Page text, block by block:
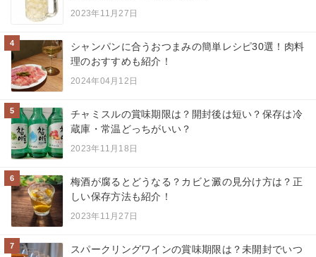
2023年11月27日
4
シャンパンに合うおつまみの簡単レシピ30選！肉料
理のおすすめも紹介！
2024年04月12日
5
チャミスルの賞味期限は？開封後は短い？保存は冷
蔵庫・常温どっちがいい？
2023年11月18日
6
梅酒が腐るとどうなる？カビと澱の見分け方は？正
しい保存方法も紹介！
2023年11月27日
7
スパークリングワインの賞味期限は？未開封でいつ